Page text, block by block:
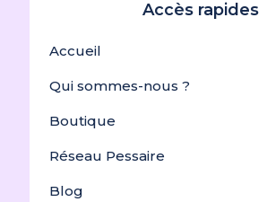
Accès rapides
Accueil
Qui sommes-nous ?
Boutique
Réseau Pessaire
Blog